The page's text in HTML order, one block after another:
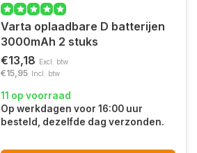
Varta oplaadbare D batterijen
3000mAh 2 stuks
€13,18 Excl. btw
€15,95 Incl. btw
11 op voorraad
Op werkdagen voor 16:00 uur
besteld, dezelfde dag verzonden.